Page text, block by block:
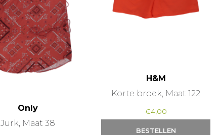
Only
Jurk, Maat 38
H&M
Korte broek, Maat 122
€4,00
BESTELLEN